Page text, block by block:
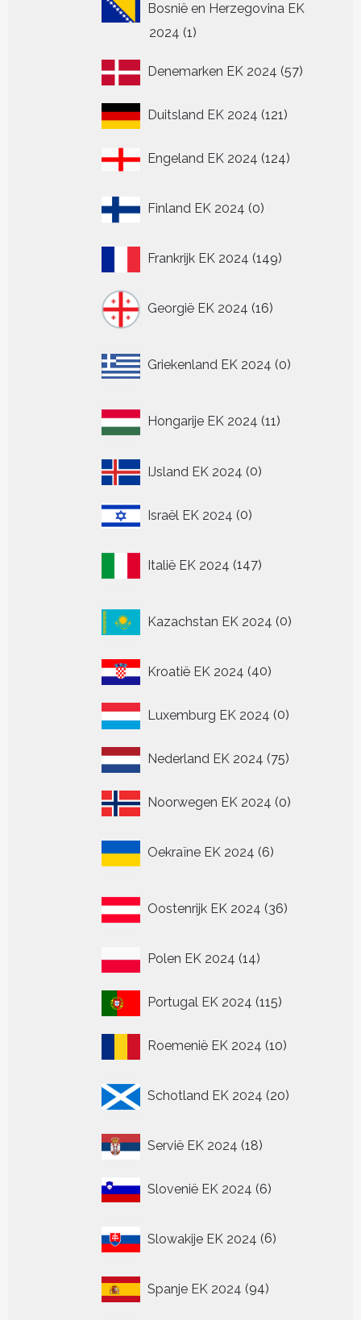
Bosnië en Herzegovina EK
2024 11
Denemarken EK 2024 5757
Duitsland EK 2024 121121
Engeland EK 2024 124124
Finland EK 2024 0
producten
Frankrijk EK 2024 149149
Georgië EK 2024 16
producten
Griekenland EK 2024 0
producten
Hongarije EK 2024 11
producten
IJsland EK 2024 00
Israël EK 2024 00
Italië EK 2024 147
producten
Kazachstan EK 2024 0
producten
Kroatië EK 2024 4040
Luxemburg EK 2024 00
Nederland EK 2024 7575
Noorwegen EK 2024 00
Oekraïne EK 2024 6
producten
Oostenrijk EK 2024 36
producten
Polen EK 2024 1414
Portugal EK 2024 115115
Roemenië EK 2024 1010
Schotland EK 2024 20
producten
Servië EK 2024 1818
Slovenië EK 2024 66
Slowakije EK 2024 6
producten
Spanje EK 2024 9494